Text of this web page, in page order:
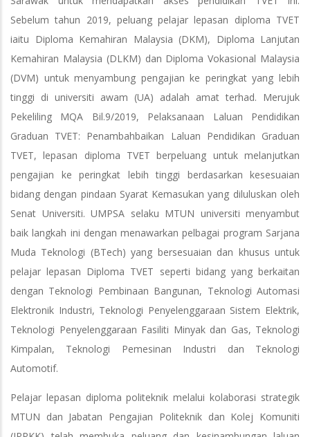
Sebelum tahun 2019, peluang pelajar lepasan diploma TVET
iaitu Diploma Kemahiran Malaysia (DKM), Diploma Lanjutan
Kemahiran Malaysia (DLKM) dan Diploma Vokasional Malaysia
(DVM) untuk menyambung pengajian ke peringkat yang lebih
tinggi di universiti awam (UA) adalah amat terhad. Merujuk
Pekeliling MQA Bil.9/2019, Pelaksanaan Laluan Pendidikan
Graduan TVET: Penambahbaikan Laluan Pendidikan Graduan
TVET, lepasan diploma TVET berpeluang untuk melanjutkan
pengajian ke peringkat lebih tinggi berdasarkan kesesuaian
bidang dengan pindaan Syarat Kemasukan yang diluluskan oleh
Senat Universiti. UMPSA selaku MTUN universiti menyambut
baik langkah ini dengan menawarkan pelbagai program Sarjana
Muda Teknologi (BTech) yang bersesuaian dan khusus untuk
pelajar lepasan Diploma TVET seperti bidang yang berkaitan
dengan Teknologi Pembinaan Bangunan, Teknologi Automasi
Elektronik Industri, Teknologi Penyelenggaraan Sistem Elektrik,
Teknologi Penyelenggaraan Fasiliti Minyak dan Gas, Teknologi
Kimpalan, Teknologi Pemesinan Industri dan Teknologi
Automotif.
Pelajar lepasan diploma politeknik melalui kolaborasi strategik
MTUN dan Jabatan Pengajian Politeknik dan Kolej Komuniti